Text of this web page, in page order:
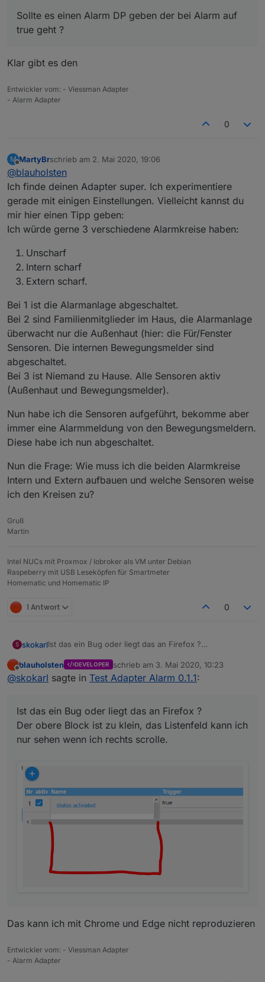
Alarm gekriegt, aber sonst noch nix.
Sollte es einen Alarm DP geben der bei Alarm auf
true geht ?
Klar gibt es den
Entwickler vom: - Viessman Adapter
- Alarm Adapter
0
M
Offline
MartyBrschrieb am 2. Mai 2020, 19:06
zuletzt editiert von
@blauholsten
Ich finde deinen Adapter super. Ich experimentiere
gerade mit einigen Einstellungen. Vielleicht kannst du
mir hier einen Tipp geben:
Ich würde gerne 3 verschiedene Alarmkreise haben:
Unscharf
Intern scharf
Extern scharf.
Bei 1 ist die Alarmanlage abgeschaltet.
Bei 2 sind Familienmitglieder im Haus, die Alarmanlage
überwacht nur die Außenhaut (hier: die Für/Fenster
Sensoren. Die internen Bewegungsmelder sind
abgeschaltet.
Bei 3 ist Niemand zu Hause. Alle Sensoren aktiv
(Außenhaut und Bewegungsmelder).
Nun habe ich die Sensoren aufgeführt, bekomme aber
immer eine Alarmmeldung von den Bewegungsmeldern.
Diese habe ich nun abgeschaltet.
Nun die Frage: Wie muss ich die beiden Alarmkreise
Intern und Extern aufbauen und welche Sensoren weise
ich den Kreisen zu?
Gruß
Martin
Intel NUCs mit Proxmox / Iobroker als VM unter Debian
Raspeberry mit USB Leseköpfen für Smartmeter
Homematic und Homematic IP
1 Antwort 0
S skokarlIst das ein Bug oder liegt das an Firefox ?
nur sehen wenn ich rechts scrolle.
Offline
blauholsten DEVELOPER schrieb am 3. Mai 2020, 10:23
zuletzt editiert von
@skokarl sagte in Test Adapter Alarm 0.1.1:
Ist das ein Bug oder liegt das an Firefox ?
Der obere Block ist zu klein, das Listenfeld kann ich
nur sehen wenn ich rechts scrolle.
Das kann ich mit Chrome und Edge nicht reproduzieren
Entwickler vom: - Viessman Adapter
- Alarm Adapter